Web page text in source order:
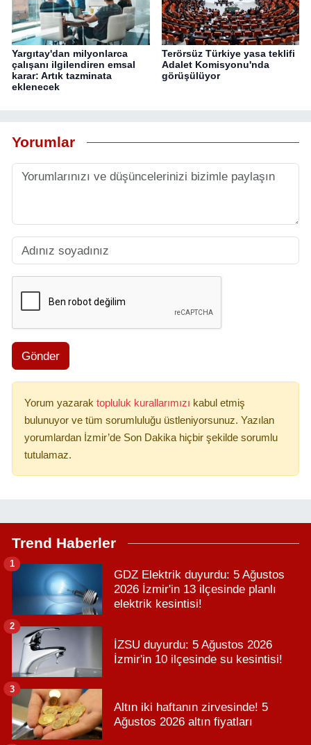
Yargıtay'dan milyonlarca
çalışanı ilgilendiren emsal
karar: Artık tazminata
eklenecek
Terörsüz Türkiye yasa teklifi
Adalet Komisyonu'nda
görüşülüyor
Yorumlar
Gönder
Yorum yazarak topluluk kurallarımızı kabul etmiş
bulunuyor ve tüm sorumluluğu üstleniyorsunuz. Yazılan
yorumlardan İzmir’de Son Dakika hiçbir şekilde sorumlu
tutulamaz.
Trend Haberler
GDZ Elektrik duyurdu: 5 Ağustos
2026 İzmir'in 13 ilçesinde planlı
elektrik kesintisi!
1
İZSU duyurdu: 5 Ağustos 2026
İzmir'in 10 ilçesinde su kesintisi!
2
Altın iki haftanın zirvesinde! 5
Ağustos 2026 altın fiyatları
3